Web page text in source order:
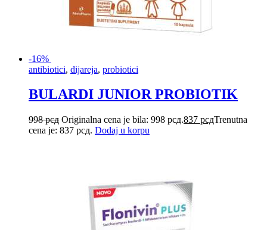
-16%
antibiotici, dijareja, probiotici
BULARDI JUNIOR PROBIOTIK
998рсд Originalna cena je bila: 998 рсд.837 рсдTrenutna
cena je: 837 рсд. Dodaj u korpu